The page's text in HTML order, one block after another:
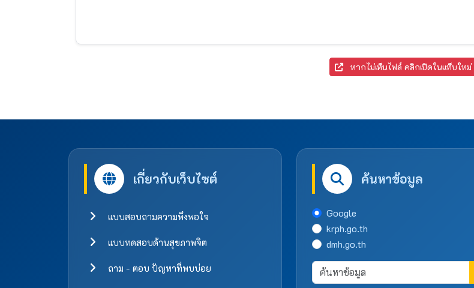
หากไม่เห็นไฟล์ คลิกเปิดในแท็บใหม่
เกี่ยวกับเว็บไซต์
แบบสอบถามความพึงพอใจ
แบบทดสอบด้านสุขภาพจิต
ถาม - ตอบ ปัญหาที่พบบ่อย
ค้นหาข้อมูล
Google
krph.go.th
dmh.go.th